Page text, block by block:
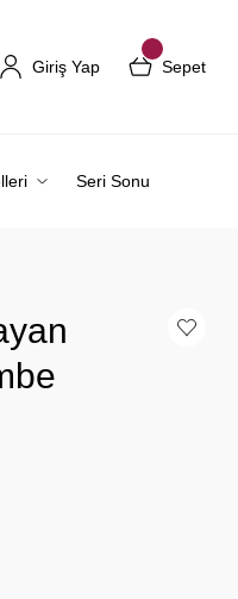
Giriş Yap Sepet
Seri Sonu